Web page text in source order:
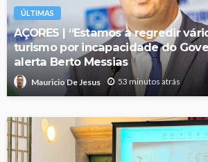
ÚLTIMAS
AÇORES | “Estamos a regredir
turismo por incapacidade do
alerta Berto Messias
Mauricio De Jesus 53 minutos atrás